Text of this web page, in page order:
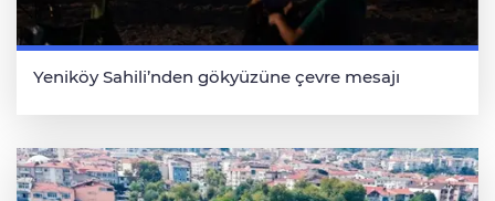
Yeniköy Sahili’nden gökyüzüne çevre mesajı